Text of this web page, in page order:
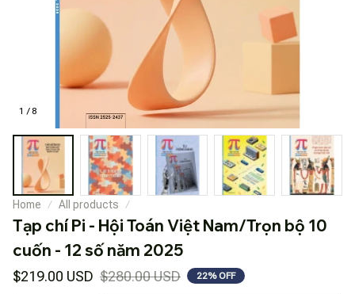
1 / 8
Home All products
Tạp chí Pi - Hội Toán Việt Nam/Trọn bộ 10
cuốn - 12 số năm 2025
$219.00 USD $280.00 USD 22% OFF